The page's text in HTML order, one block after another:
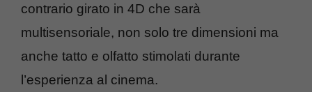
contrario girato in 4D che sarà
multisensoriale, non solo tre dimensioni ma
anche tatto e olfatto stimolati durante
l’esperienza al cinema.